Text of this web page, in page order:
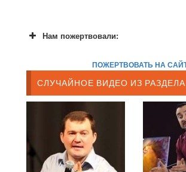
Нам пожертвовали:
ПОЖЕРТВОВАТЬ НА
СЛУЧАЙНОЕ ВИДЕО ИЗ РАЗДЕЛА